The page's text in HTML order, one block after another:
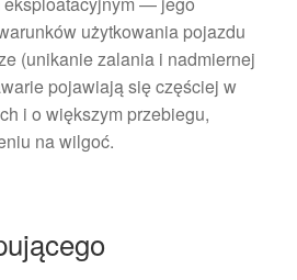
użytkowania pojazdu
(unikanie zalania i nadmiernej
pojawiają się częściej w
i o większym przebiegu,
na wilgoć.